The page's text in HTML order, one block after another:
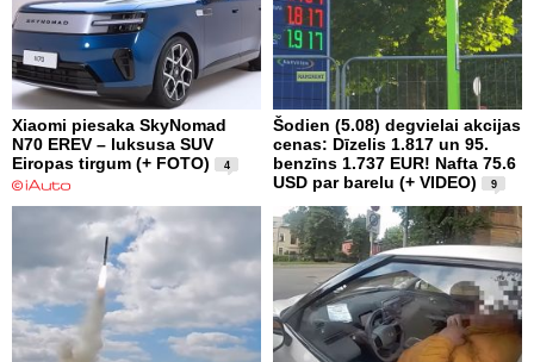
Xiaomi piesaka SkyNomad
N70 EREV – luksusa SUV
Eiropas tirgum (+ FOTO)
4
Šodien (5.08) degvielai akcijas
cenas: Dīzelis 1.817 un 95.
benzīns 1.737 EUR! Nafta 75.6
USD par barelu (+ VIDEO)
9